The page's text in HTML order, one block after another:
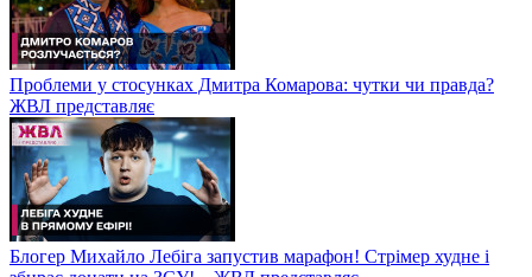
Проблеми у стосунках Дмитра Комарова: чутки чи правда?
ЖВЛ представляє
Блогер Михайло Лебіга запустив марафон! Стрімер худне і